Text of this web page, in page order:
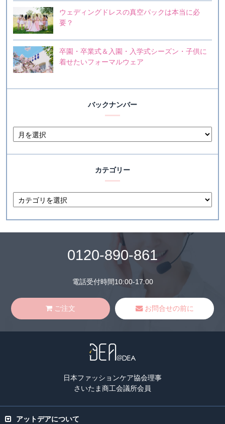
ウェディングドレスの真空パックは本当に必
要？
卒園・卒業式＆入園・入学式シーズン・子供に
着せたいフォーマルウェア
バックナンバー
カテゴリー
0120-890-861
電話受付時間10:00-17:00
ご注文 お問合せの前に
日本ファッションケア協会理事
さいたま商工会議所会員
アットデアについて